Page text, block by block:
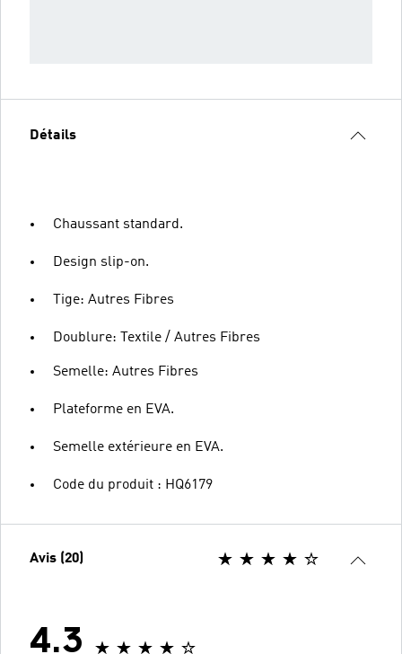
Détails
Chaussant standard.
Design slip-on.
Tige: Autres Fibres
Doublure: Textile / Autres Fibres
Semelle: Autres Fibres
Plateforme en EVA.
Semelle extérieure en EVA.
Code du produit : HQ6179
Avis (20)
4.3